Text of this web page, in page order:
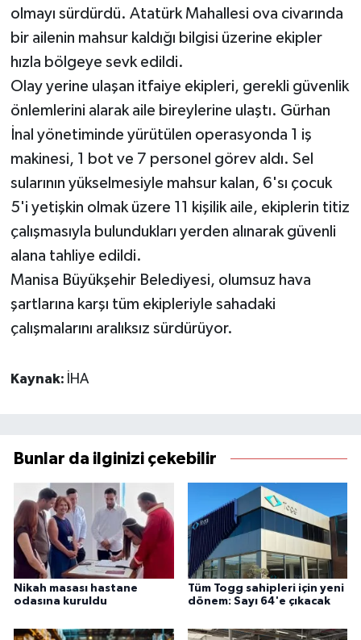
olmayı sürdürdü. Atatürk Mahallesi ova civarında
bir ailenin mahsur kaldığı bilgisi üzerine ekipler
hızla bölgeye sevk edildi.
Olay yerine ulaşan itfaiye ekipleri, gerekli güvenlik
önlemlerini alarak aile bireylerine ulaştı. Gürhan
İnal yönetiminde yürütülen operasyonda 1 iş
makinesi, 1 bot ve 7 personel görev aldı. Sel
sularının yükselmesiyle mahsur kalan, 6'sı çocuk
5'i yetişkin olmak üzere 11 kişilik aile, ekiplerin titiz
çalışmasıyla bulundukları yerden alınarak güvenli
alana tahliye edildi.
Manisa Büyükşehir Belediyesi, olumsuz hava
şartlarına karşı tüm ekipleriyle sahadaki
çalışmalarını aralıksız sürdürüyor.
Kaynak: İHA
Bunlar da ilginizi çekebilir
Nikah masası hastane
odasına kuruldu
Tüm Togg sahipleri için yeni
dönem: Sayı 64'e çıkacak